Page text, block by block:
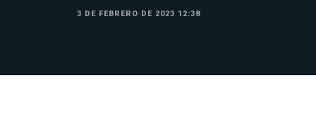
3 DE FEBRERO DE 2023 12:38